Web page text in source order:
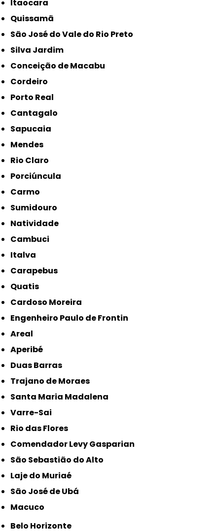
Itaocara
Quissamã
São José do Vale do Rio Preto
Silva Jardim
Conceição de Macabu
Cordeiro
Porto Real
Cantagalo
Sapucaia
Mendes
Rio Claro
Porciúncula
Carmo
Sumidouro
Natividade
Cambuci
Italva
Carapebus
Quatis
Cardoso Moreira
Engenheiro Paulo de Frontin
Areal
Aperibé
Duas Barras
Trajano de Moraes
Santa Maria Madalena
Varre-Sai
Rio das Flores
Comendador Levy Gasparian
São Sebastião do Alto
Laje do Muriaé
São José de Ubá
Macuco
Belo Horizonte